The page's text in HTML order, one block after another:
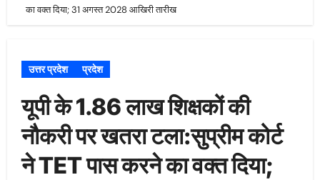
का वक्त दिया; 31 अगस्त 2028 आखिरी तारीख
उत्तर प्रदेश प्रदेश
यूपी के 1.86 लाख शिक्षकों की
नौकरी पर खतरा टला:सुप्रीम कोर्ट
ने TET पास करने का वक्त दिया;